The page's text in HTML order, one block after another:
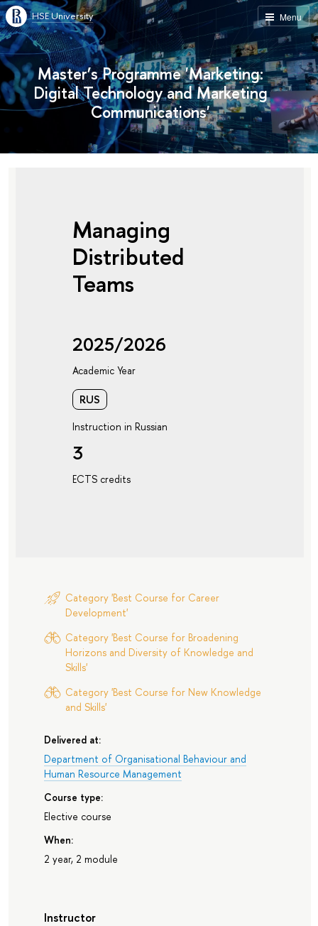
Menu
HSE University
Master’s Programme 'Marketing:
Digital Technology and Marketing
Communications'
Managing
Distributed
Teams
2025/2026
Academic Year
RUS
Instruction in Russian
3
ECTS credits
Category 'Best Course for Career
Development'
Category 'Best Course for Broadening
Horizons and Diversity of Knowledge and
Skills'
Category 'Best Course for New Knowledge
and Skills'
Delivered at:
Department of Organisational Behaviour and
Human Resource Management
Course type:
Elective course
When:
2 year, 2 module
Instructor